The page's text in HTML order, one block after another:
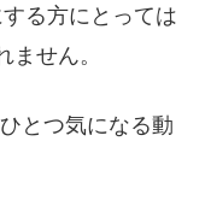
る方にとっては
せん。
とつ気になる動